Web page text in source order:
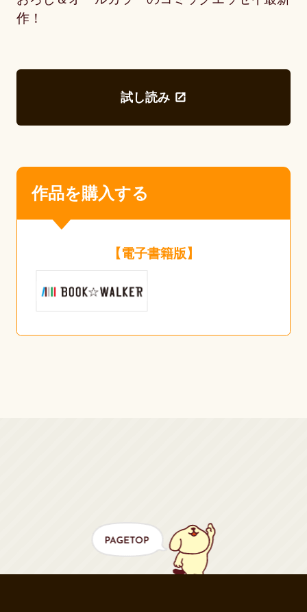
作！
試し読み
作品を購入する
【電子書籍版】